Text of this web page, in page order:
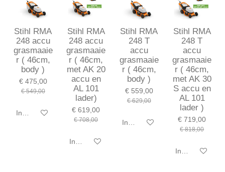
Stihl RMA
248 accu
grasmaaie
r ( 46cm,
body )
€ 475,00
€ 549,00
In winkelwagen
Stihl RMA
248 accu
grasmaaie
r ( 46cm,
met AK 20
accu en
AL 101
lader)
€ 619,00
€ 708,00
In winkelwagen
Stihl RMA
248 T
accu
grasmaaie
r ( 46cm,
body )
€ 559,00
€ 629,00
In winkelwagen
Stihl RMA
248 T
accu
grasmaaie
r ( 46cm,
met AK 30
S accu en
AL 101
lader )
€ 719,00
€ 818,00
In winkelwagen